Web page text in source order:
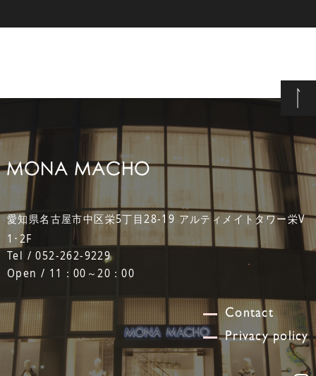
愛知県名古屋市中区栄5丁目28-19 アルティメイトタワー栄V
1･2F
Tel / 052-262-9229
Open / 11：00～20：00
Contact
Privacy policy